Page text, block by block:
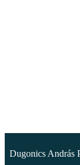
Dugonics András